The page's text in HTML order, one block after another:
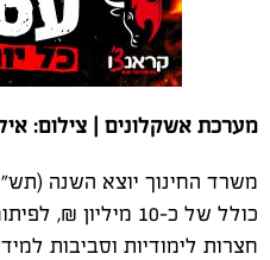
מערכת אשקלונים | צילום:
משרד החינוך יוצא השנה